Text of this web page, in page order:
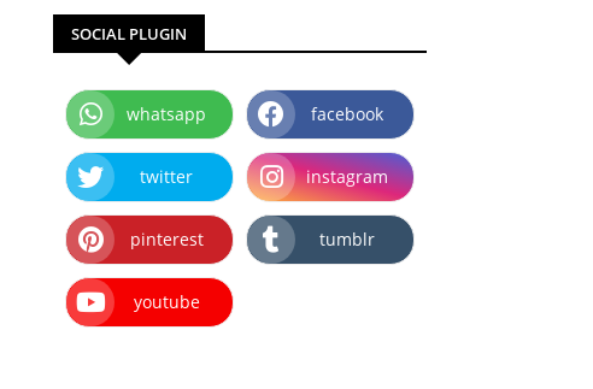
SOCIAL PLUGIN
whatsapp facebook
twitter instagram
pinterest tumblr
youtube